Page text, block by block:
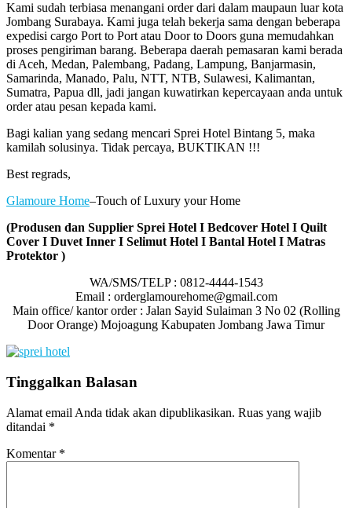
Kami sudah terbiasa menangani order dari dalam maupaun luar kota
Jombang Surabaya. Kami juga telah bekerja sama dengan beberapa
expedisi cargo Port to Port atau Door to Doors guna memudahkan
proses pengiriman barang. Beberapa daerah pemasaran kami berada
di Aceh, Medan, Palembang, Padang, Lampung, Banjarmasin,
Samarinda, Manado, Palu, NTT, NTB, Sulawesi, Kalimantan,
Sumatra, Papua dll, jadi jangan kuwatirkan kepercayaan anda untuk
order atau pesan kepada kami.
Bagi kalian yang sedang mencari Sprei Hotel Bintang 5, maka
kamilah solusinya. Tidak percaya, BUKTIKAN !!!
Best regrads,
Glamoure Home–Touch of Luxury your Home
(Produsen dan Supplier Sprei Hotel I Bedcover Hotel I Quilt
Cover I Duvet Inner I Selimut Hotel I Bantal Hotel I Matras
Protektor )
WA/SMS/TELP : 0812-4444-1543
Email : orderglamourehome@gmail.com
Main office/ kantor order : Jalan Sayid Sulaiman 3 No 02 (Rolling
Door Orange) Mojoagung Kabupaten Jombang Jawa Timur
Tinggalkan Balasan
Alamat email Anda tidak akan dipublikasikan. Ruas yang wajib
ditandai *
Komentar *